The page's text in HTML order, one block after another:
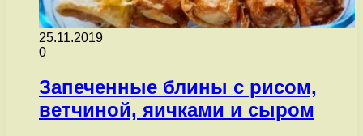
25.11.2019
0
Запеченные блины с рисом,
ветчиной, яичками и сыром